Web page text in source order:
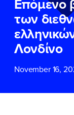
των
Λονδίνο
November 16,
EMAIL
EMAIL